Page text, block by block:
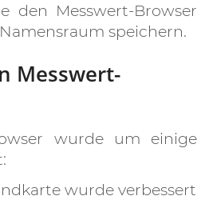
den Messwert-Browser
speichern.
Messwert-
wurde um einige
wurde verbessert